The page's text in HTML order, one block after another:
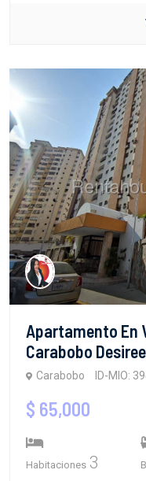
Apartamento En
Carabobo
Carabobo ID-MIO:
$ 65,000
Habitaciones 3